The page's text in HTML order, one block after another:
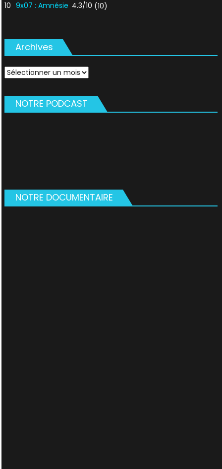
10 9x07 : Amnésie 4.3/10 (10)
Archives
Archives
NOTRE PODCAST
NOTRE DOCUMENTAIRE